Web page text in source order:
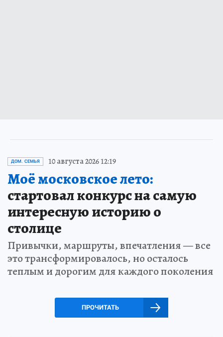
ДОМ. СЕМЬЯ 10 августа 2026 12:19
Моё московское лето:
стартовал конкурс на самую
интересную историю о
столице
Привычки, маршруты, впечатления — все
это трансформировалось, но осталось
теплым и дорогим для каждого поколения
ПРОЧИТАТЬ